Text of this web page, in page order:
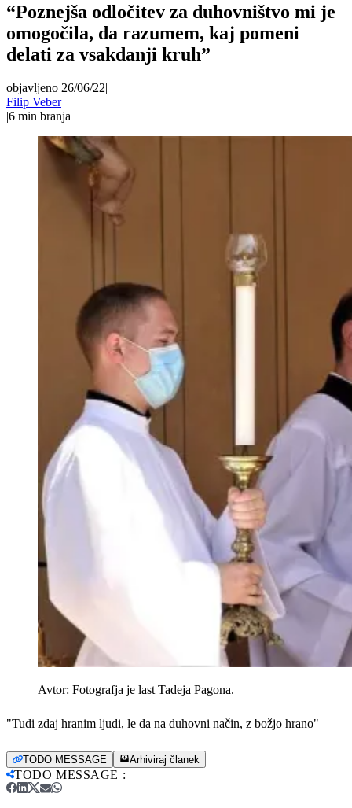
“Poznejša odločitev za duhovništvo mi je
omogočila, da razumem, kaj pomeni
delati za vsakdanji kruh”
objavljeno 26/06/22|
Filip Veber
|6 min branja
Avtor: Fotografja je last Tadeja Pagona.
"Tudi zdaj hranim ljudi, le da na duhovni način, z božjo hrano"
TODO MESSAGE Arhiviraj članek
TODO MESSAGE :